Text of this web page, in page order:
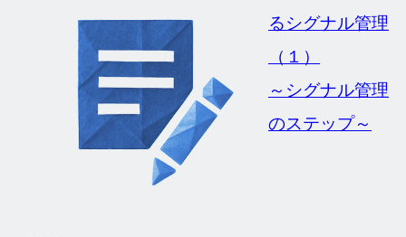
るシグナル管理
（１）
～シグナル管理
のステップ～